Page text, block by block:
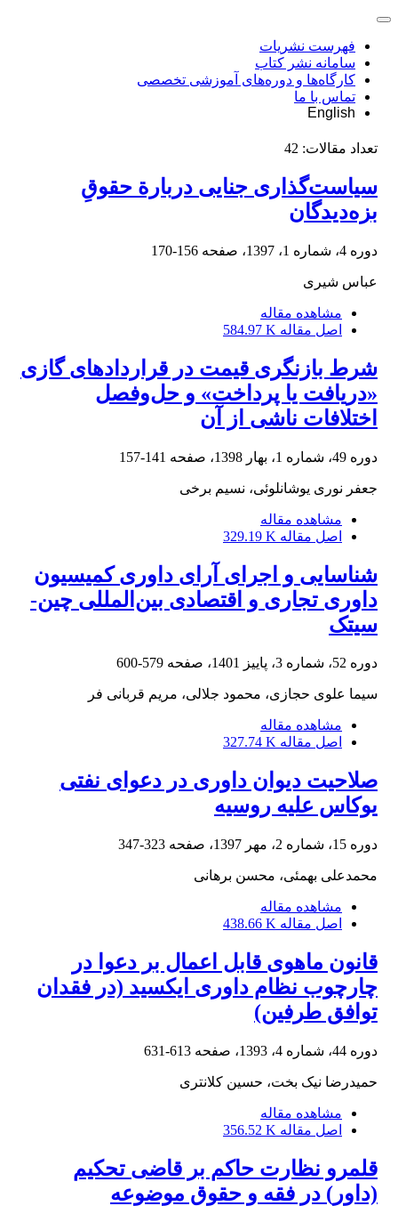
فهرست نشریات
سامانه نشر کتاب
کارگاه‌ها و دوره‌های آموزشی تخصصی
تماس با ما
English
تعداد مقالات: 42
سیاست‌گذاری جنایی دربارة حقوقِ
بزه‌دیدگان
دوره 4، شماره 1، 1397، صفحه 156-170
عباس شیری
مشاهده مقاله
اصل مقاله 584.97 K
شرط بازنگری قیمت در قراردادهای گازی
«دریافت یا پرداخت» و حل‌وفصل
اختلافات ناشی از آن
دوره 49، شماره 1، بهار 1398، صفحه 141-157
جعفر نوری یوشانلوئی، نسیم برخی
مشاهده مقاله
اصل مقاله 329.19 K
شناسایی و اجرای آرای داوری کمیسیون
داوری تجاری و اقتصادی‏ بین‌المللی چین-
سیتک
دوره 52، شماره 3، پاییز 1401، صفحه 579-600
سیما علوی حجازی، محمود جلالی، مریم قربانی فر
مشاهده مقاله
اصل مقاله 327.74 K
صلاحیت دیوان داوری در دعوای نفتی
یوکاس علیه روسیه
دوره 15، شماره 2، مهر 1397، صفحه 323-347
محمدعلی بهمئی، محسن برهانی
مشاهده مقاله
اصل مقاله 438.66 K
قانون ماهوی قابل ‌اعمال بر دعوا در
چارچوب نظام داوری ایکسید (در فقدان
توافق طرفین)
دوره 44، شماره 4، 1393، صفحه 613-631
حمیدرضا نیک بخت، حسین کلانتری
مشاهده مقاله
اصل مقاله 356.52 K
قلمرو نظارت حاکم بر قاضی تحکیم
(داور) در فقه و حقوق موضوعه